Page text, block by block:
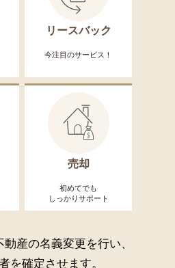
リースバック
今注目のサービス！
売却
初めてでも
しっかりサポート
産の名義変更を行い、
を確定させます。